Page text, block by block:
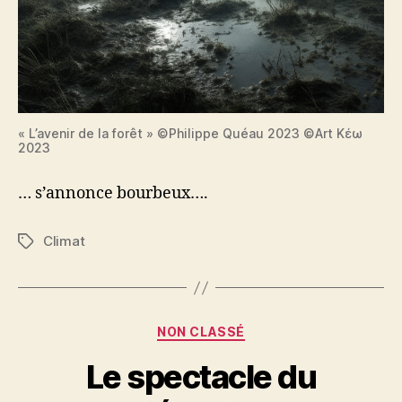
« L’avenir de la forêt » ©Philippe Quéau 2023 ©Art Κέω
2023
… s’annonce bourbeux….
Étiquettes
Climat
Catégories
NON CLASSÉ
Le spectacle du